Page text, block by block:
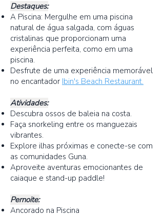
Destaques:
A Piscina: Mergulhe em uma piscina
natural de água salgada, com águas
cristalinas que proporcionam uma
experiência perfeita, como em uma
piscina.
Desfrute de uma experiência memorável
no encantador Ibin's Beach Restaurant.
Atividades:
Descubra ossos de baleia na costa.
Faça snorkeling entre os manguezais
vibrantes.
Explore ilhas próximas e conecte-se com
as comunidades Guna.
Aproveite aventuras emocionantes de
caiaque e stand-up paddle!
Pernoite:
Ancorado na Piscina​​